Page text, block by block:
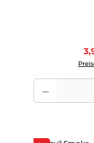
Produkt Anzahl: